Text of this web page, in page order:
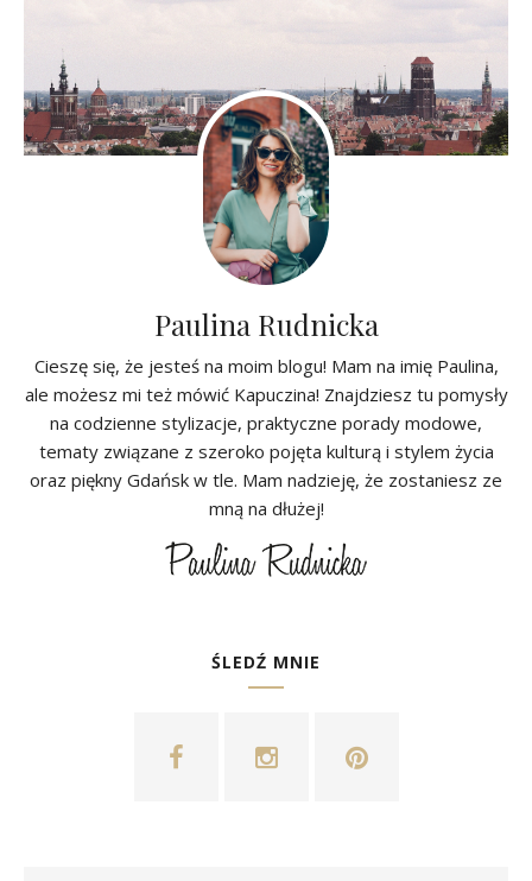
Paulina Rudnicka
Cieszę się, że jesteś na moim blogu! Mam na imię Paulina,
ale możesz mi też mówić Kapuczina! Znajdziesz tu pomysły
na codzienne stylizacje, praktyczne porady modowe,
tematy związane z szeroko pojęta kulturą i stylem życia
oraz piękny Gdańsk w tle. Mam nadzieję, że zostaniesz ze
mną na dłużej!
ŚLEDŹ MNIE